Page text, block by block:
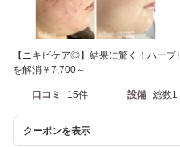
【ニキビケア◎】結果に驚く！ハー
を解消￥7,700～
口コミ 15件 設備 総数1
クーポンを表示